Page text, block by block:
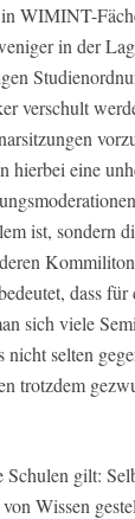
WIMINT-
in der
verschult
hierbei eine
ist, sondern
dass
sich viele
selten
trotzdem
gilt:
Wissen